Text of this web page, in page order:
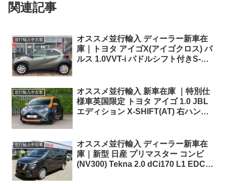
関連記事
並行輸入中古車
オススメ並行輸入 ディーラー新車在
庫｜トヨタ アイゴX(アイゴクロス) パ
ルス 1.0VVT-i パドルシフト付きS-
並行輸入中古車
オススメ並行輸入 新車在庫 ｜特別仕
様車英国限定 トヨタ アイゴ 1.0 JBL
エディション X-SHIFT(AT) 右ハンド
並行輸入中古車
オススメ並行輸入 ディーラー新車在
庫｜新型 日産 プリマスター コンビ
(NV300) Tekna 2.0 dCi170 L1 EDC (8